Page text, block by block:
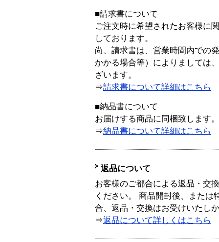
■請求書について
ご注文時に希望されたお客様に
しております。
尚、請求書は、営業時間内での
かかる場合等）によりましては
ざいます。
⇒請求書について詳細はこちら
■納品書について
お届けする商品に同梱致します。
⇒納品書について詳細はこちら
返品について
お客様のご都合による返品・交
ください。 商品開封後、または
合、返品・交換はお受けいたし
⇒返品について詳しくはこちら